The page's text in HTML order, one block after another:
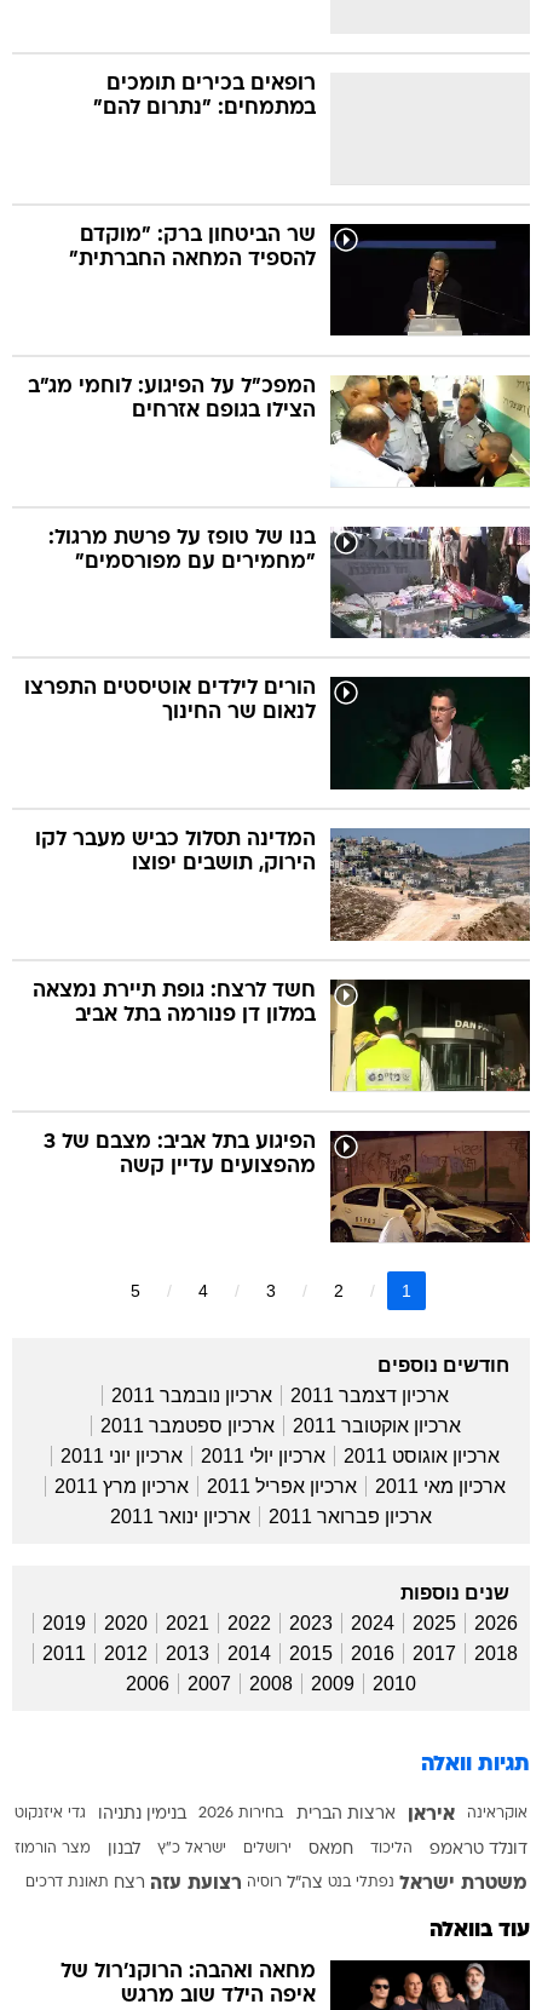
רופאים בכירים תומכים
במתמחים: "נתרום להם"
שר הביטחון ברק: "מוקדם
להספיד המחאה החברתית"
המפכ"ל על הפיגוע: לוחמי מג"ב
הצילו בגופם אזרחים
בנו של טופז על פרשת מרגול:
"מחמירים עם מפורסמים"
הורים לילדים אוטיסטים התפרצו
לנאום שר החינוך
המדינה תסלול כביש מעבר לקו
הירוק, תושבים יפוצו
חשד לרצח: גופת תיירת נמצאה
במלון דן פנורמה בתל אביב
הפיגוע בתל אביב: מצבם של 3
מהפצועים עדיין קשה
1
2
3
4
5
חודשים נוספים
ארכיון דצמבר 2011
ארכיון נובמבר 2011
ארכיון אוקטובר 2011
ארכיון ספטמבר 2011
ארכיון אוגוסט 2011
ארכיון יולי 2011
ארכיון יוני 2011
ארכיון מאי 2011
ארכיון אפריל 2011
ארכיון מרץ 2011
ארכיון פברואר 2011
ארכיון ינואר 2011
שנים נוספות
2026
2025
2024
2023
2022
2021
2020
2019
2018
2017
2016
2015
2014
2013
2012
2011
2010
2009
2008
2007
2006
תגיות וואלה
אוקראינה איראן ארצות הברית בחירות 2026 בנימין נתניהו גדי איזנקוט
דונלד טראמפ הליכוד חמאס ירושלים ישראל כ"ץ לבנון מצר הורמוז
משטרת ישראל נפתלי בנט צה"ל רוסיה רצועת עזה רצח תאונת דרכים
עוד בוואלה
מחאה ואהבה: הרוקנ'רול של
איפה הילד שוב מרגש